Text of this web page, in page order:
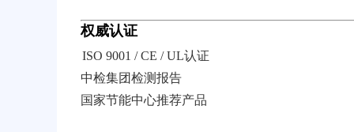
权威认证
ISO 9001 / CE / UL认证
中检集团检测报告
国家节能中心推荐产品